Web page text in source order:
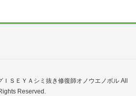
ＳＥＹＡシミ抜き修復師オノウエノボル All
Reserved.